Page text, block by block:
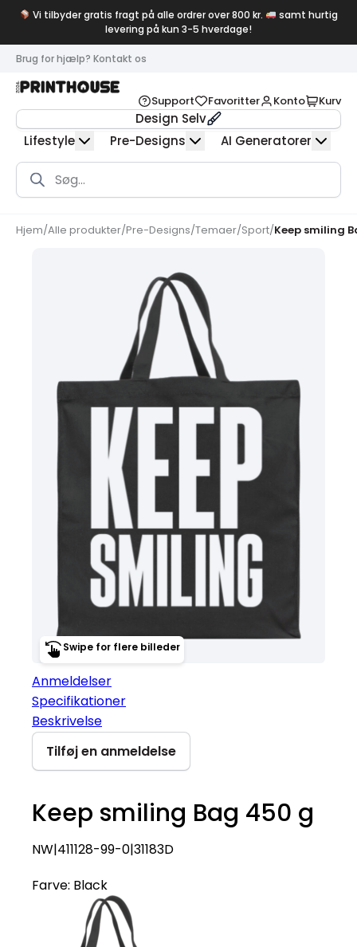
Vi tilbyder gratis fragt på alle ordrer over 800 kr.
samt hurtig
levering på kun 3-5 hverdage!
Brug for hjælp? Kontakt os
Support Favoritter Konto Kurv
Design Selv
Lifestyle
Pre-Designs AI Generatorer
Products
search
Hjem/Alle produkter/Pre-Designs/Temaer/Sport/Keep smiling
Swipe for flere billeder
Anmeldelser
Specifikationer
Beskrivelse
Tilføj en anmeldelse
Keep smiling Bag 450 g
NW|411128-99-0|31183D
Farve: Black